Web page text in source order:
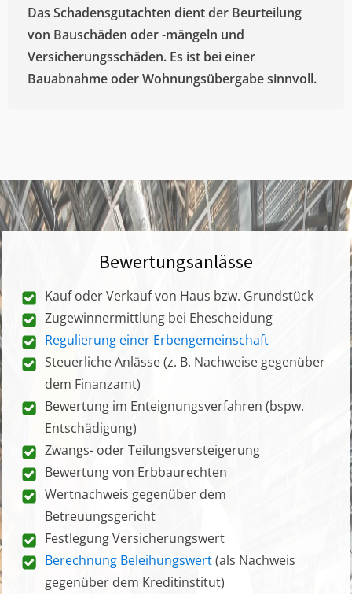
Das Schadensgutachten dient der Beurteilung
von Bauschäden oder -mängeln und
Versicherungsschäden. Es ist bei einer
Bauabnahme oder Wohnungsübergabe sinnvoll.
Bewertungsanlässe
Kauf oder Verkauf von Haus bzw. Grundstück
Zugewinnermittlung bei Ehescheidung
Regulierung einer Erbengemeinschaft
Steuerliche Anlässe (z. B. Nachweise gegenüber
dem Finanzamt)
Bewertung im Enteignungsverfahren (bspw.
Entschädigung)
Zwangs- oder Teilungsversteigerung
Bewertung von Erbbaurechten
Wertnachweis gegenüber dem
Betreuungsgericht
Festlegung Versicherungswert
Berechnung Beleihungswert(als Nachweis
gegenüber dem Kreditinstitut)